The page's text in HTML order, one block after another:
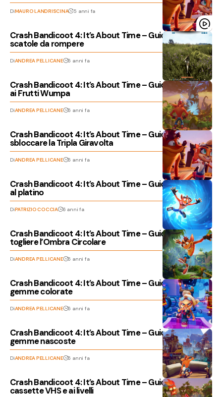
DiMAURO LANDRISCINA 5 anni fa
Crash Bandicoot 4: It’s About Time – Guida alle
scatole da rompere
DiANDREA PELLICANE 6 anni fa
Crash Bandicoot 4: It’s About Time – Guida completa
ai Frutti Wumpa
DiANDREA PELLICANE 6 anni fa
Crash Bandicoot 4: It’s About Time – Guida per
sbloccare la Tripla Giravolta
DiANDREA PELLICANE 6 anni fa
Crash Bandicoot 4: It’s About Time – Guida ai trofei e
al platino
DiPATRIZIO COCCIA 6 anni fa
Crash Bandicoot 4: It’s About Time – Guida per
togliere l’Ombra Circolare
DiANDREA PELLICANE 6 anni fa
Crash Bandicoot 4: It’s About Time – Guida alle
gemme colorate
DiANDREA PELLICANE 6 anni fa
Crash Bandicoot 4: It’s About Time – Guida a tutte le
gemme nascoste
DiANDREA PELLICANE 6 anni fa
Crash Bandicoot 4: It’s About Time – Guida a tutte le
cassette VHS e ai livelli